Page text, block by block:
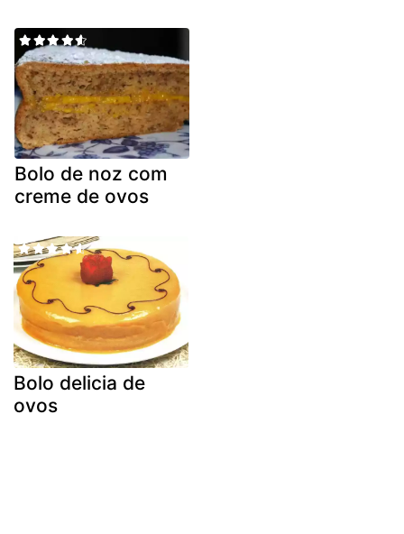
Bolo de noz com
creme de ovos
Bolo delicia de
ovos